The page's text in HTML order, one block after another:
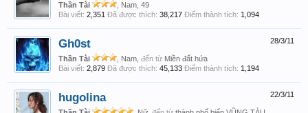
Thần Tài
, Nam, 49
Bài viết: 2,351 Đã được thích: 38,217 Điểm thành tích: 1,094
28/3/11
Gh0st
Thần Tài , Nam, đến từ Miền đất hứa
Bài viết: 2,879 Đã được thích: 45,133 Điểm thành tích: 1,194
22/3/11
hugolina